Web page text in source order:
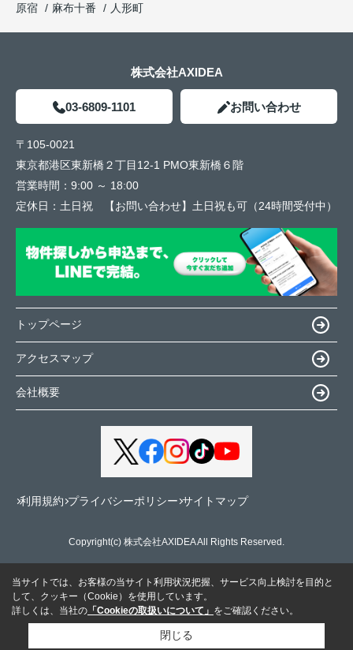
原宿
麻布十番 人形町
株式会社AXIDEA
03-6809-1101 お問い合わせ
〒105-0021
東京都港区東新橋２丁目12-1 PMO東新橋６階
営業時間： 9:00 ～ 18:00
定休日： 土日祝 【お問い合わせ】土日祝も可（24時間受付中）
トップページ
アクセスマップ
会社概要
利用規約 プライバシーポリシー サイトマップ
Copyright(c) 株式会社AXIDEA All Rights Reserved.
当サイトでは、お客様の当サイト利用状況把握、サービス向上検討を目的と
して、クッキー（Cookie）を使用しています。
詳しくは、当社の 「Cookieの取扱いについて」 をご確認ください。
閉じる